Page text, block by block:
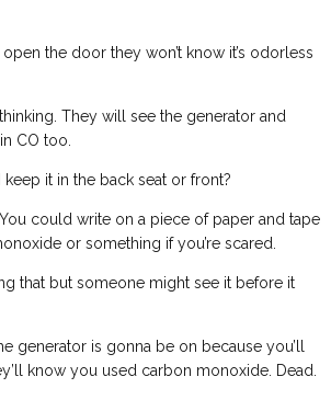
the door they won’t know it’s odorless
thinking. They will see the generator and
CO too.
keep it in the back seat or front?
You could write on a piece of paper and tape
or something if you’re scared.
that but someone might see it before it
generator is gonna be on because you’ll
know you used carbon monoxide. Dead.